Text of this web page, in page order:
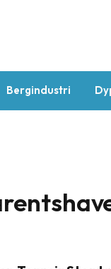
Bergindustri